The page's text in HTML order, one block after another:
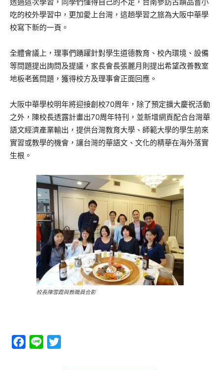
吃的校外學習中，更加愛上台灣，這趟學習之旅為大阪中華學
校寫下新的一頁。
全體會議上，理事們踴躍針對學生道德教育、校內環境、設備
等問題提出詢問及提議，家長會長張麗月則提出希望改善教室
地板老舊問題，獲得校方及理事會正面回應。
大阪中華學校明年將迎接創校70周年，除了預定擴大慶祝活動
之外，陳校長透露計畫出70周年特刊，並新增網頁配合台灣華
語文經濟產業輸出，提供台灣教育大學、師範大學的學生前來
實習或教學的機會，讓台灣的華語文、文化的精華在海外落實
生根。
校長陳雪霞與教職員合影
Facebook
Line